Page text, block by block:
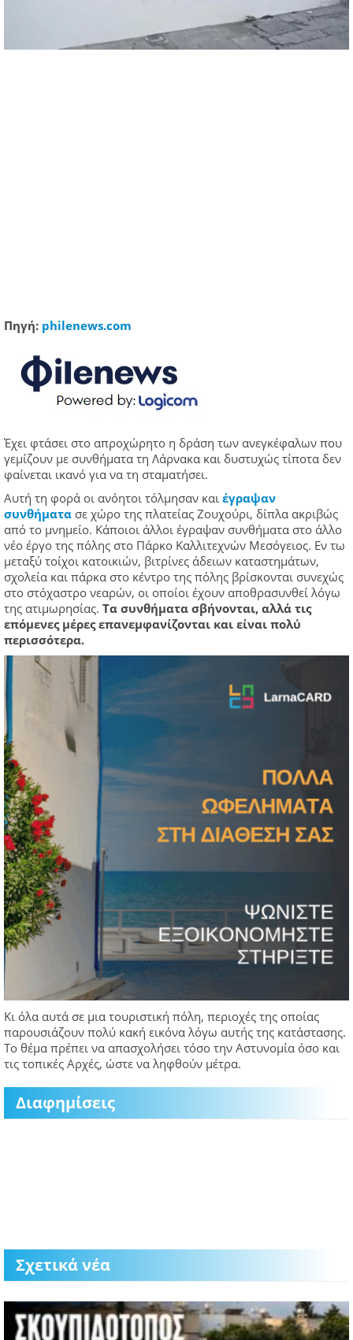
Πηγή: philenews.com
Έχει φτάσει στο απροχώρητο η δράση των ανεγκέφαλων που
γεμίζουν με συνθήματα τη Λάρνακα και δυστυχώς τίποτα δεν
φαίνεται ικανό για να τη σταματήσει.
Αυτή τη φορά οι ανόητοι τόλμησαν και έγραψαν
συνθήματα σε χώρο της πλατείας Ζουχούρι, δίπλα ακριβώς
από το μνημείο. Κάποιοι άλλοι έγραψαν συνθήματα στο άλλο
νέο έργο της πόλης στο Πάρκο Καλλιτεχνών Μεσόγειος. Εν τω
μεταξύ τοίχοι κατοικιών, βιτρίνες άδειων καταστημάτων,
σχολεία και πάρκα στο κέντρο της πόλης βρίσκονται συνεχώς
στο στόχαστρο νεαρών, οι οποίοι έχουν αποθρασυνθεί λόγω
της ατιμωρησίας. Τα συνθήματα σβήνονται, αλλά τις
επόμενες μέρες επανεμφανίζονται και είναι πολύ
περισσότερα.
Κι όλα αυτά σε μια τουριστική πόλη, περιοχές της οποίας
παρουσιάζουν πολύ κακή εικόνα λόγω αυτής της κατάστασης.
Το θέμα πρέπει να απασχολήσει τόσο την Αστυνομία όσο και
τις τοπικές Αρχές, ώστε να ληφθούν μέτρα.
Διαφημίσεις
Σχετικά νέα